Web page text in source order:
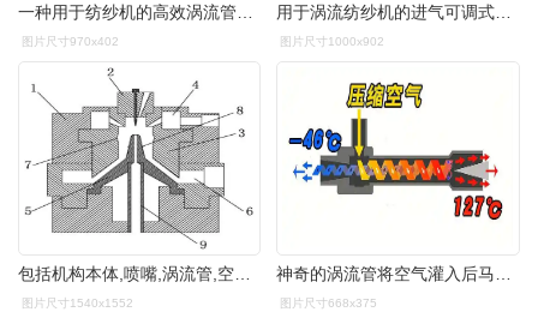
一种用于纺纱机的高效涡流管的制作方法
图片尺寸970x402
用于涡流纺纱机的进气可调式涡流管的制作方法
图片尺寸1000x902
图片尺寸1540x1552 图片尺寸668x375